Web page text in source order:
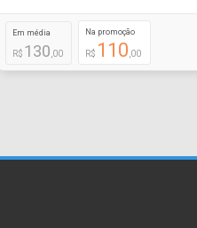
Em média
R$ 130 ,00
Na promoção
R$ 110 ,00